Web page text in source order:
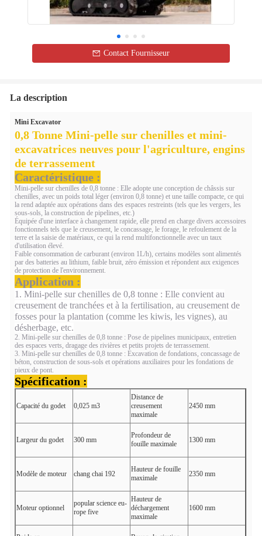
Contact Fournisseur
La description
Mini Excavator
0,8 Tonne Mini-pelle sur chenilles et mini-
excavatrices neuves pour l'agriculture, engins
de terrassement
Caractéristique :
Mini-pelle sur chenilles de 0,8 tonne : Elle adopte une conception de châssis sur
chenilles, avec un poids total léger (environ 0,8 tonne) et une taille compacte, ce qui
la rend adaptée aux opérations dans des espaces restreints (tels que les vergers, les
sous-sols, la construction de pipelines, etc.)
Équipée d'une interface à changement rapide, elle prend en charge divers accessoires
fonctionnels tels que le creusement, le concassage, le forage, le refoulement de la
terre et la saisie de matériaux, ce qui la rend multifonctionnelle avec un taux
d'utilisation élevé.
Faible consommation de carburant (environ 1L/h), certains modèles sont alimentés
par des batteries au lithium, faible bruit, zéro émission et répondent aux exigences
de protection de l'environnement.
Application :
1. Mini-pelle sur chenilles de 0,8 tonne : Elle convient au
creusement de tranchées et à la fertilisation, au creusement de
fosses pour la plantation (comme les kiwis, les vignes), au
désherbage, etc.
2. Mini-pelle sur chenilles de 0,8 tonne : Pose de pipelines municipaux, entretien
des espaces verts, dragage des rivières et petits projets de terrassement.
3. Mini-pelle sur chenilles de 0,8 tonne : Excavation de fondations, concassage de
béton, construction de sous-sols et opérations auxiliaires pour les fondations de
pieux de pont.
Spécification :
Capacité du godet 0,025 m3
Distance de
creusement
maximale
2450 mm
Largeur du godet 300 mm
Profondeur de
fouille maximale
1300 mm
Modèle de moteur chang chai 192
Hauteur de fouille
maximale
2350 mm
Moteur optionnel
popular science eu-
rope five
Hauteur de
déchargement
maximale
1600 mm